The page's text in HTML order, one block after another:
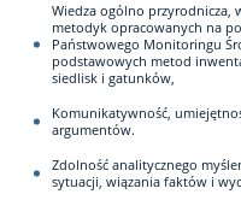
Wiedza ogólno przyrodnicza,
metodyk opracowanych na
Państwowego Monitoringu
podstawowych metod
siedlisk i gatunków,
Komunikatywność,
argumentów.
Zdolność analitycznego
sytuacji, wiązania faktów i